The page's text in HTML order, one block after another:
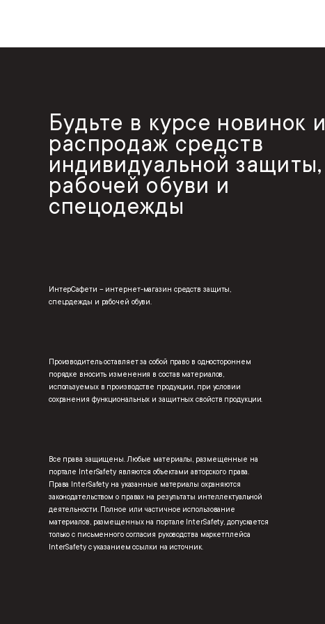
Будьте в курсе новинок и
распродаж средств
индивидуальной защиты,
рабочей обуви и
спецодежды
ИнтерСафети – интернет-магазин средств защиты,
спецодежды и рабочей обуви.
Производитель оставляет за собой право в одностороннем
порядке вносить изменения в состав материалов,
используемых в производстве продукции, при условии
сохранения функциональных и защитных свойств продукции.
Все права защищены. Любые материалы, размещенные на
портале InterSafety являются объектами авторского права.
Права InterSafety на указанные материалы охраняются
законодательством о правах на результаты интеллектуальной
деятельности. Полное или частичное использование
материалов, размещенных на портале InterSafety, допускается
только с письменного согласия руководства маркетплейса
InterSafety с указанием ссылки на источник.